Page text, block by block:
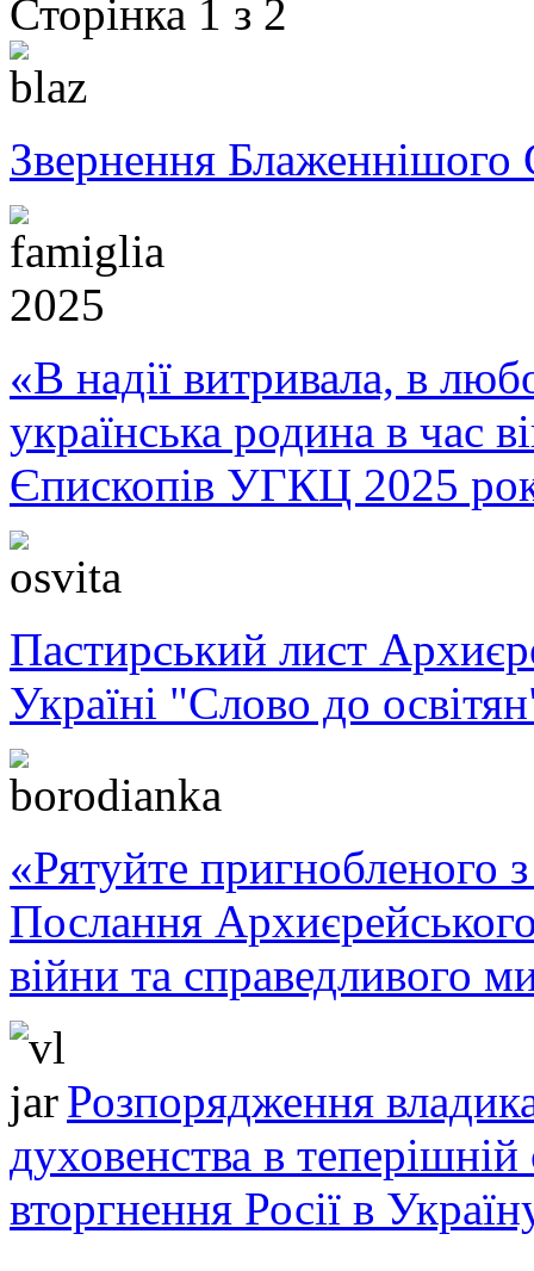
Сторінка 1 з 2
Звернення Блаженнішого
«В надії витривала, в
українська родина в час
Єпископів УГКЦ 2025
Пастирський лист
Україні "Слово до
«Рятуйте пригнобленого
Послання
війни та справедливого
Розпорядження
духовенства в теперішній
вторгнення Росії в